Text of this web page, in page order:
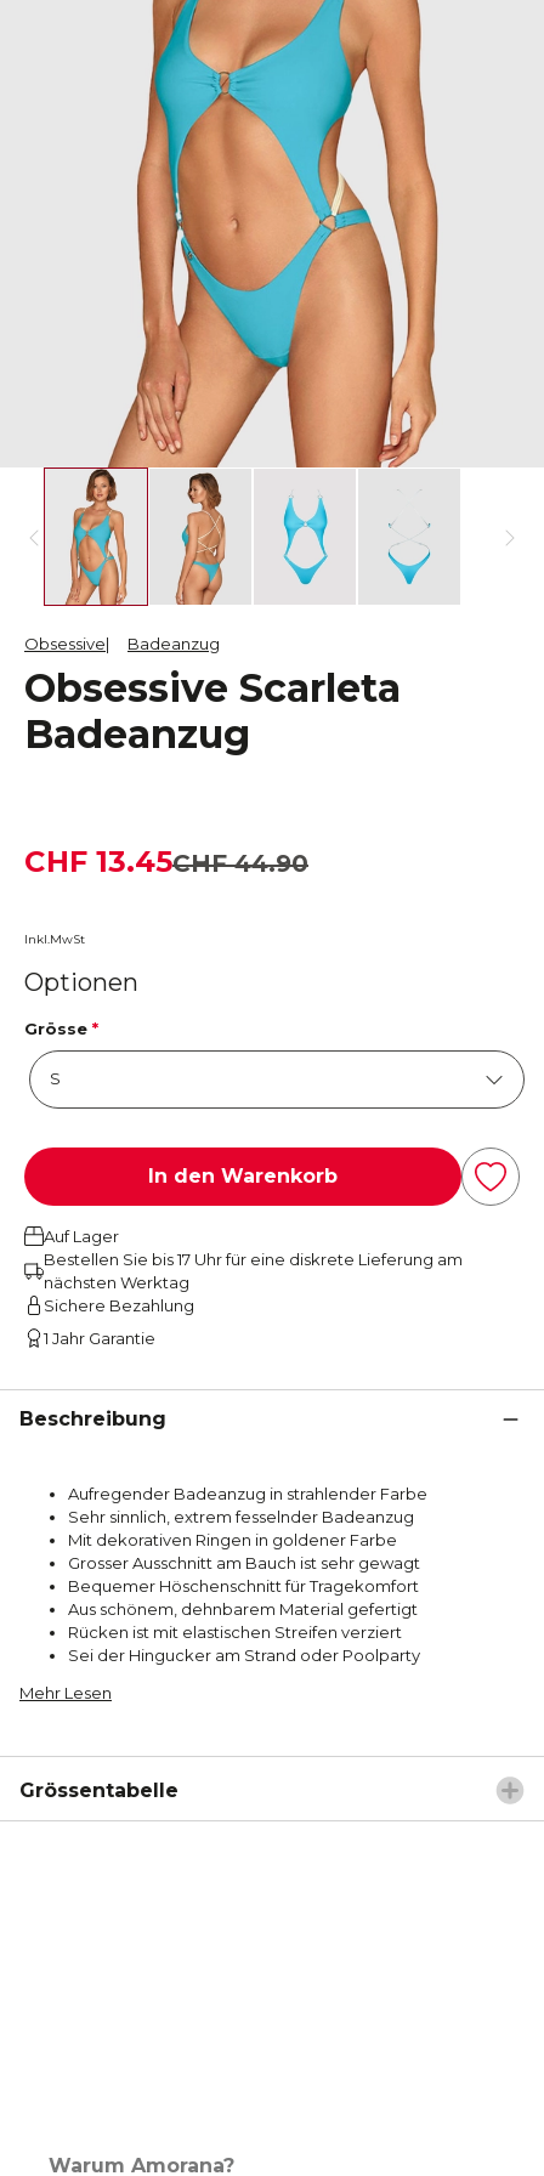
Obsessive Badeanzug
Obsessive Scarleta
Badeanzug
CHF 44.90
CHF 13.45
Inkl.MwSt
Optionen
Grösse *
In den Warenkorb
Auf Lager
Bestellen Sie bis 17 Uhr für eine diskrete Lieferung am
nächsten Werktag
Sichere Bezahlung
1 Jahr Garantie
Beschreibung
Aufregender Badeanzug in strahlender Farbe
Sehr sinnlich, extrem fesselnder Badeanzug
Mit dekorativen Ringen in goldener Farbe
Grosser Ausschnitt am Bauch ist sehr gewagt
Bequemer Höschenschnitt für Tragekomfort
Aus schönem, dehnbarem Material gefertigt
Rücken ist mit elastischen Streifen verziert
Sei der Hingucker am Strand oder Poolparty
Mehr Lesen
Grössentabelle
Warum Amorana?